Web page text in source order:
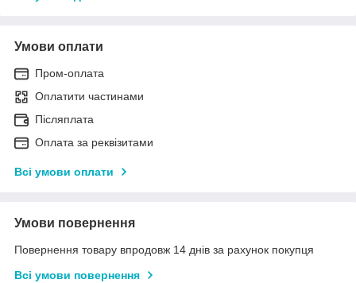
Умови оплати
Пром-оплата
Оплатити частинами
Післяплата
Оплата за реквізитами
Всі умови оплати
Умови повернення
Повернення товару впродовж 14 днів за рахунок покупця
Всі умови повернення